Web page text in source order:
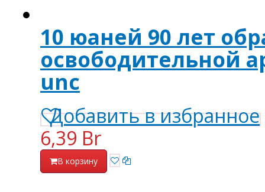
10 юаней 90 лет
освободительной
unc
Добавить в избранное
6,39 Br
В корзину